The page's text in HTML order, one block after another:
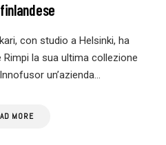
con studio a Helsinki, ha
la sua ultima collezione
un’azienda…
MORE